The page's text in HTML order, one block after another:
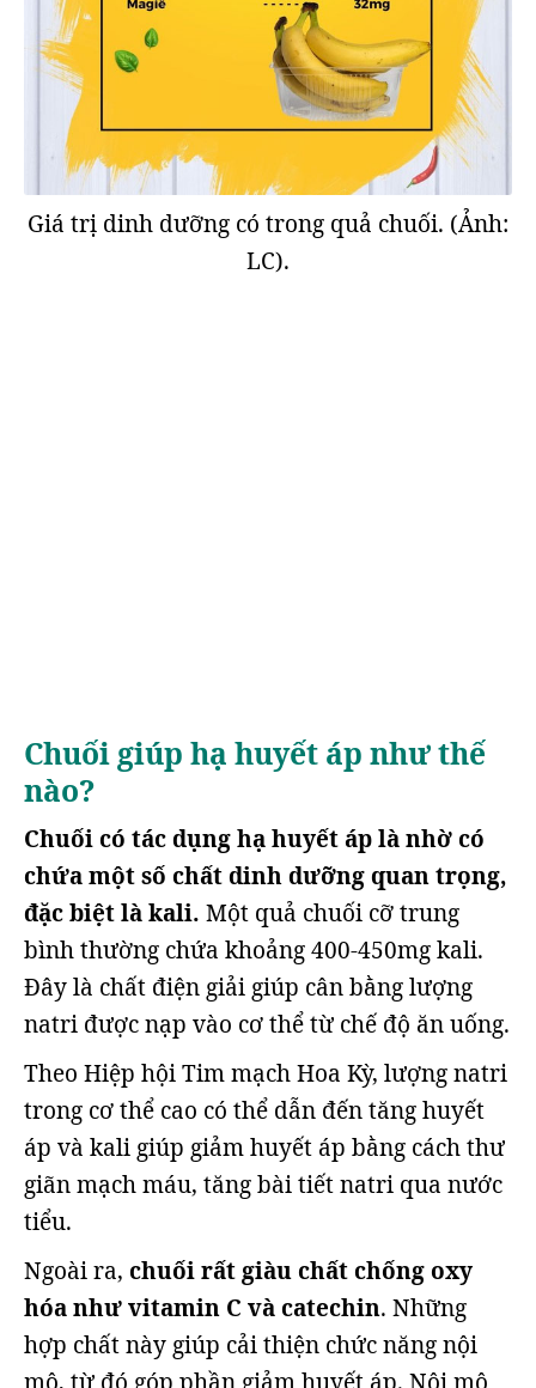
Giá trị dinh dưỡng có trong quả chuối. (Ảnh:
LC).
Chuối giúp hạ huyết áp như thế
nào?
Chuối có tác dụng hạ huyết áp là nhờ có
chứa một số chất dinh dưỡng quan trọng,
đặc biệt là kali. Một quả chuối cỡ trung
bình thường chứa khoảng 400-450mg kali.
Đây là chất điện giải giúp cân bằng lượng
natri được nạp vào cơ thể từ chế độ ăn uống.
Theo Hiệp hội Tim mạch Hoa Kỳ, lượng natri
trong cơ thể cao có thể dẫn đến tăng huyết
áp và kali giúp giảm huyết áp bằng cách thư
giãn mạch máu, tăng bài tiết natri qua nước
tiểu.
Ngoài ra, chuối rất giàu chất chống oxy
hóa như vitamin C và catechin. Những
hợp chất này giúp cải thiện chức năng nội